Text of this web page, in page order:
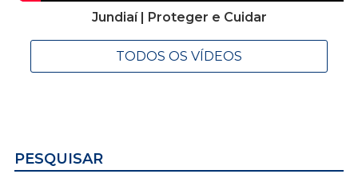
Jundiaí | Proteger e Cuidar
TODOS OS VÍDEOS
PESQUISAR